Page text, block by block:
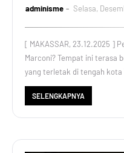
adminisme Selasa,
[ MAKASSAR, 23.12.2025 ]
Marconi? Tempat ini terasa
yang terletak di tengah
SELENGKAPNYA